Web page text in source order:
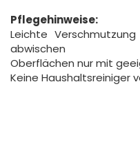
Pflegehinweise:
Leichte
abwischen
Oberflächen nur mit
Keine Haushaltsreiniger